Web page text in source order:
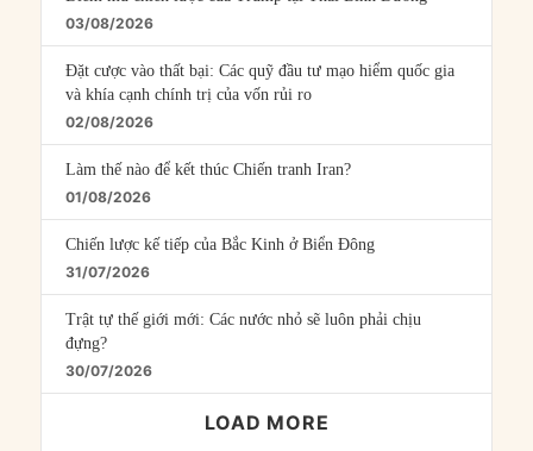
03/08/2026
Đặt cược vào thất bại: Các quỹ đầu tư mạo hiểm quốc gia
và khía cạnh chính trị của vốn rủi ro
02/08/2026
Làm thế nào để kết thúc Chiến tranh Iran?
01/08/2026
Chiến lược kế tiếp của Bắc Kinh ở Biển Đông
31/07/2026
Trật tự thế giới mới: Các nước nhỏ sẽ luôn phải chịu
đựng?
30/07/2026
LOAD MORE